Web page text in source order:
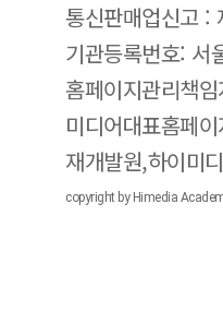
통신판매업신고 :
기관등록번호: 서
홈페이지관리책
미디어대표홈페
재개발원,하이미
copyright by Himedia